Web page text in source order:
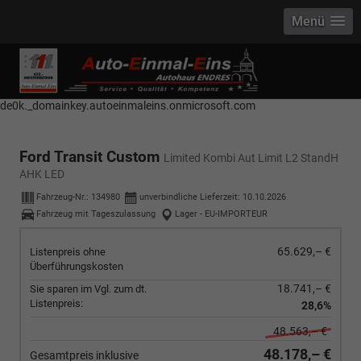
------------ Host Name : selector1._domainkey Points to address or value:
selector1-aee-de0k._domainkey.autoeinmaleins.onmicrosoft.com Host
Name : selector2._domainkey Points to address or value: selector2-aee-
de0k._domainkey.autoeinmaleins.onmicrosoft.com
Menü
Ford Transit Custom Limited Kombi Aut Limit L2 StandH
AHK LED
Fahrzeug-Nr.: 134980 unverbindliche Lieferzeit: 10.10.2026
Fahrzeug mit Tageszulassung
Lager - EU-IMPORTEUR
Listenpreis ohne
Überführungskosten
65.629,– €
Sie sparen im Vgl. zum dt.
Listenpreis:
18.741,– €
28,6%
48.563,– €
Gesamtpreis inklusive
48.178,– €